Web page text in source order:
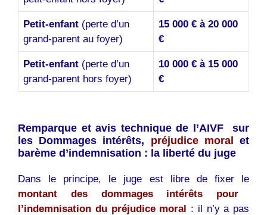
Petit-enfant (perte d’un
grand-parent au foyer)
15 000 € à 20 000
€
Petit-enfant (perte d’un
grand-parent hors foyer)
10 000 € à 15 000
€
Remparque et avis technique de l’AIVF sur
les Dommages intérêts, préjudice moral et
barème d’indemnisation : la liberté du juge
Dans le principe, le juge est libre de fixer le
montant des dommages intérêts pour
l’indemnisation du préjudice moral : il n’y a pas